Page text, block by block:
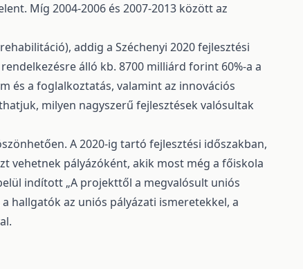
Míg 2004-2006 és 2007-2013 között az
addig a Széchenyi 2020 fejlesztési
álló kb. 8700 milliárd forint 60%-a a
és a foglalkoztatás, valamint az innovációs
milyen nagyszerű fejlesztések valósultak
A 2020-ig tartó fejlesztési időszakban,
vehetnek pályázóként, akik most még a főiskola
indított „A projekttől a megvalósult uniós
hallgatók az uniós pályázati ismeretekkel, a